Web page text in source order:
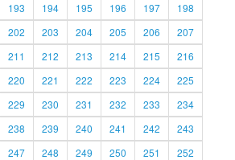
193 194 195 196 197
198
202 203 204 205 206
207
211 212 213 214 215
216
220 221 222 223 224
225
229 230 231 232 233
234
238 239 240 241 242
243
247 248 249 250 251
252